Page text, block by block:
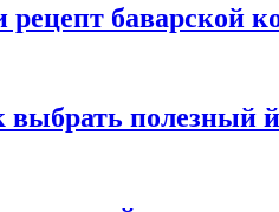
рецепт баварской
выбрать полезный